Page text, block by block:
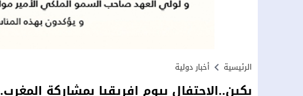
الرئيسية أخبار دولية
بكين..الاحتفال بيوم افريقيا بمشاركة المغرب.